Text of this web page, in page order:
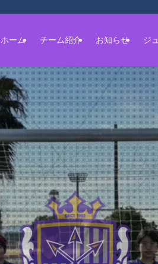
ホーム チーム紹介 お知らせ ジ